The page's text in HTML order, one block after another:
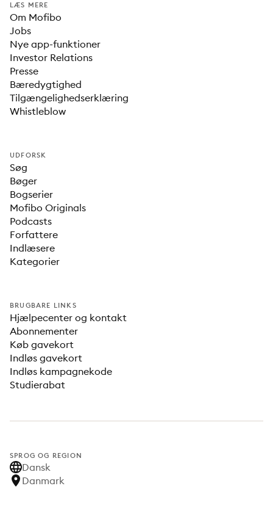
LÆS MERE
Om Mofibo
Jobs
Nye app-funktioner
Investor Relations
Presse
Bæredygtighed
Tilgængelighedserklæring
Whistleblow
UDFORSK
Søg
Bøger
Bogserier
Mofibo Originals
Podcasts
Forfattere
Indlæsere
Kategorier
BRUGBARE LINKS
Hjælpecenter og kontakt
Abonnementer
Køb gavekort
Indløs gavekort
Indløs kampagnekode
Studierabat
SPROG OG REGION
Dansk
Danmark